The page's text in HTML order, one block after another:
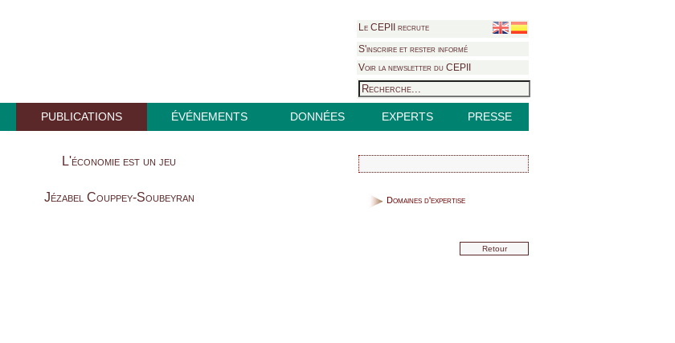
Le CEPII recrute
S'inscrire et rester informé
Voir la newsletter du CEPII
PUBLICATIONS ÉVÉNEMENTS DONNÉES EXPERTS PRESSE
L'économie est un jeu
Jézabel Couppey-Soubeyran Domaines d'expertise
Retour